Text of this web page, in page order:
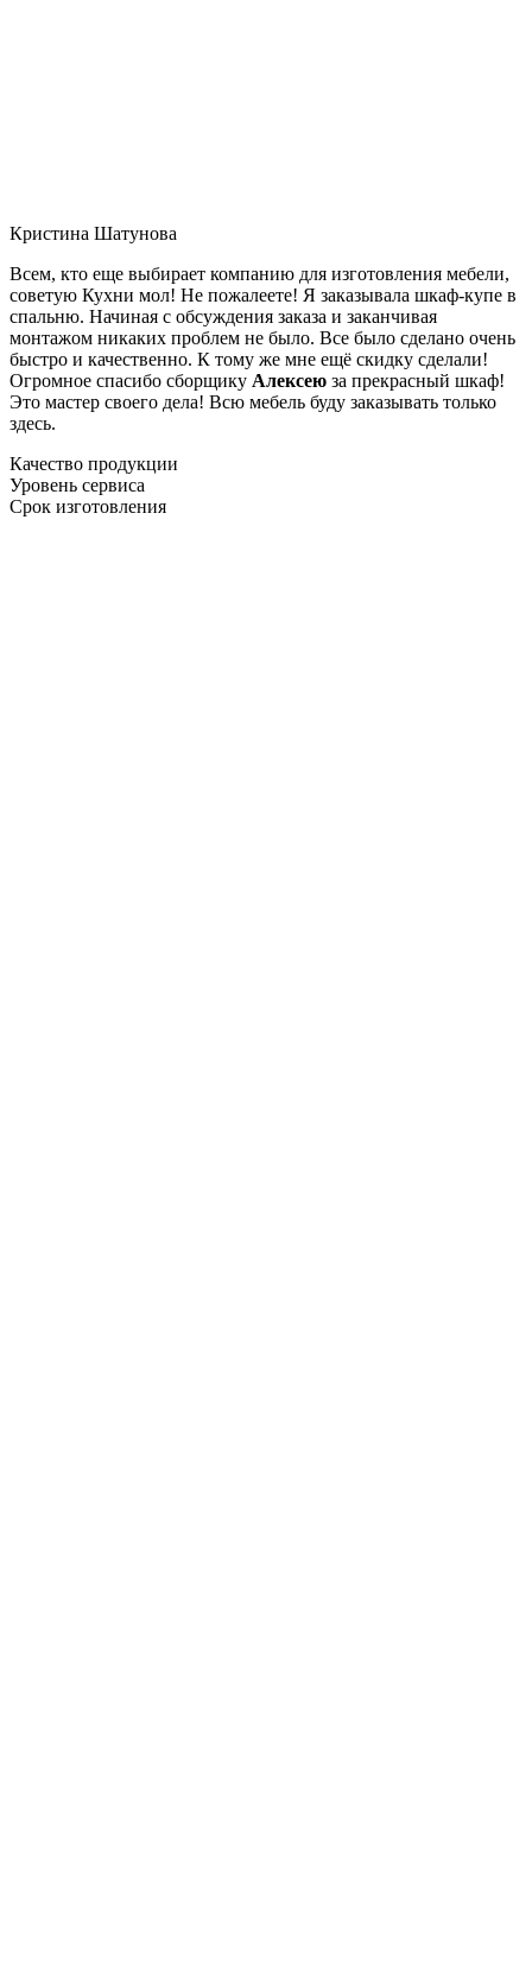
Кристина Шатунова
Всем, кто еще выбирает компанию для изготовления мебели,
советую Кухни мол! Не пожалеете! Я заказывала шкаф-купе в
спальню. Начиная с обсуждения заказа и заканчивая
монтажом никаких проблем не было. Все было сделано очень
быстро и качественно. К тому же мне ещё скидку сделали!
Огромное спасибо сборщику Алексею за прекрасный шкаф!
Это мастер своего дела! Всю мебель буду заказывать только
здесь.
Качество продукции
Уровень сервиса
Срок изготовления